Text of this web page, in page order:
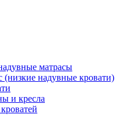
матрасы
надувные кровати)
и кресла